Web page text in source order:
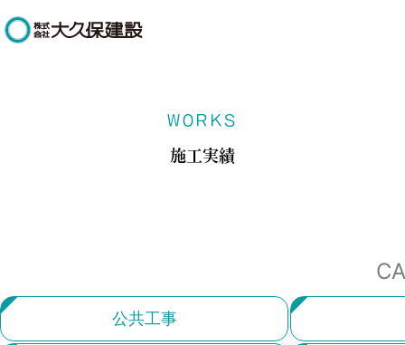
WORKS
施工実績
公共工事